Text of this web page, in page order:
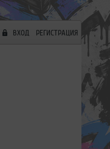
ВХОД РЕГИСТРАЦИЯ